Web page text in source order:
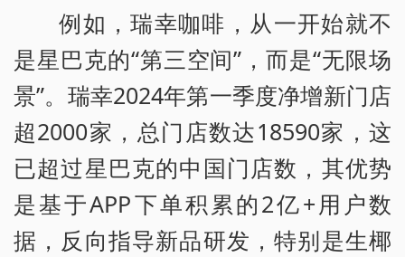
例如，瑞幸咖啡，从一开始就不
是星巴克的“第三空间”，而是“无限场
景”。瑞幸2024年第一季度净增新门店
超2000家，总门店数达18590家，这
已超过星巴克的中国门店数，其优势
是基于APP下单积累的2亿+用户数
据，反向指导新品研发，特别是生椰